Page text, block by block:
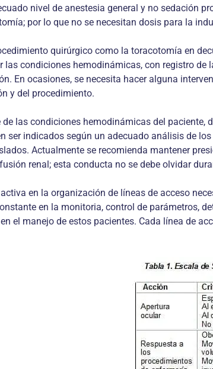
nivel de anestesia general y no sedación
por lo que no se necesitan dosis para la
quirúrgico como la toracotomía en
las condiciones hemodinámicas, con registro
En ocasiones, se necesita hacer alguna
y del procedimiento.
las condiciones hemodinámicas del
ser indicados según un adecuado análisis de
Actualmente se recomienda mantener
renal; esta conducta no se debe olvidar
en la organización de líneas de acceso
en la monitoria, control de parámetros,
el manejo de estos pacientes. Cada línea de